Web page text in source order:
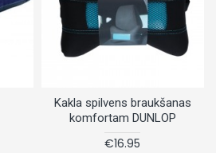
Kakla spilvens braukšanas
komfortam DUNLOP
€16.95